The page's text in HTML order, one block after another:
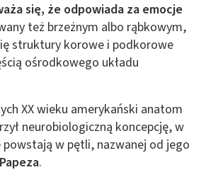
się, że odpowiada za emocje
też brzeżnym albo rąbkowym,
struktury korowe i podkorowe
ośrodkowego układu
XX wieku amerykański anatom
neurobiologiczną koncepcję, w
w pętli, nazwanej od jego
.